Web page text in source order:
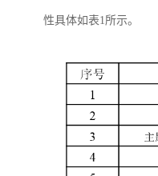
性具体如表1所示。